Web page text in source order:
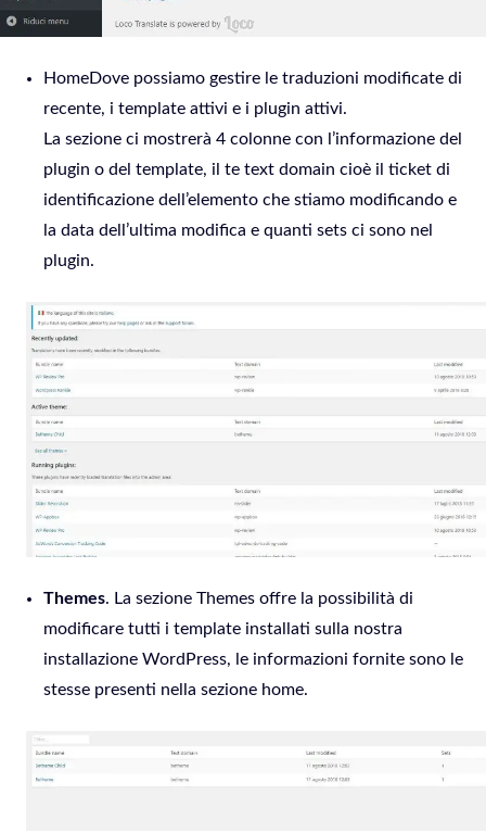
HomeDove possiamo gestire le traduzioni modificate di
recente, i template attivi e i plugin attivi.
La sezione ci mostrerà 4 colonne con l’informazione del
plugin o del template, il te text domain cioè il ticket di
identificazione dell’elemento che stiamo modificando e
la data dell’ultima modifica e quanti sets ci sono nel
plugin.
Themes. La sezione Themes offre la possibilità di
modificare tutti i template installati sulla nostra
installazione WordPress, le informazioni fornite sono le
stesse presenti nella sezione home.